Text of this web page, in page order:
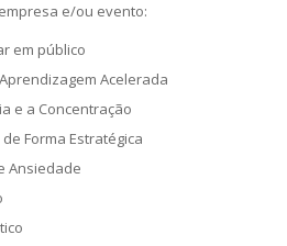
e/ou evento:
em público
Acelerada
e a Concentração
Forma Estratégica
Ansiedade